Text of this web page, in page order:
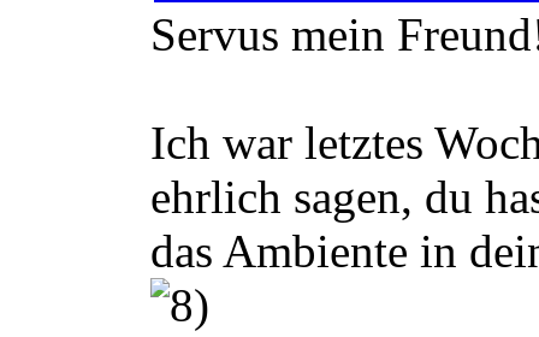
Servus mein
Ich war letztes
ehrlich sagen, du
das Ambiente in